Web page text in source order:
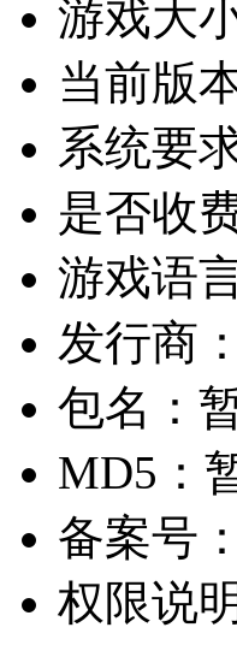
游戏大
当前版
系统要
是否收
游戏语
发行商：
包名：
MD5：
备案号：
权限说